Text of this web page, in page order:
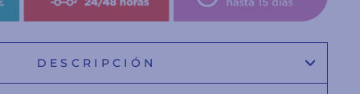
DESCRIPCIÓN